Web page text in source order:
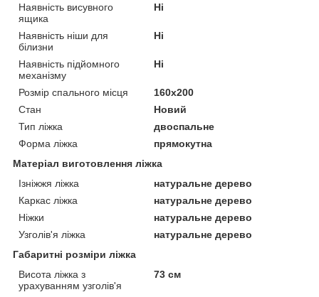
Наявність висувного
ящика
Ні
Наявність ніши для
білизни
Ні
Наявність підйомного
механізму
Ні
Розмір спального місця
160х200
Стан
Новий
Тип ліжка
двоспальне
Форма ліжка
прямокутна
Матеріал виготовлення ліжка
Ізніжжя ліжка
натуральне дерево
Каркас ліжка
натуральне дерево
Ніжки
натуральне дерево
Узголів'я ліжка
натуральне дерево
Габаритні розміри ліжка
Висота ліжка з
урахуванням узголів'я
73 см